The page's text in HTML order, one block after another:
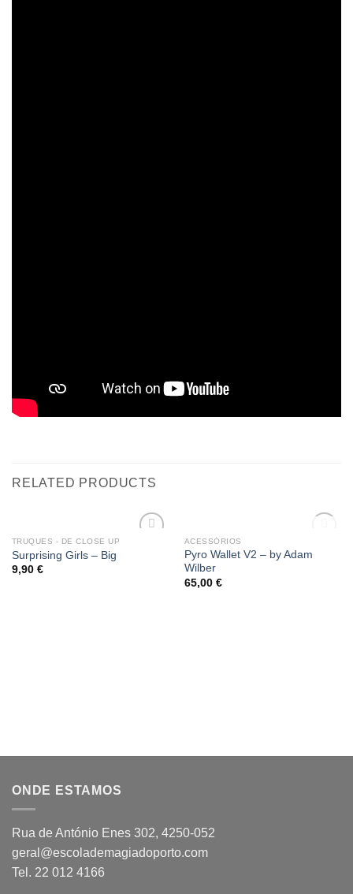
RELATED PRODUCTS
TRUQUES - DE CLOSE UP
Surprising Girls – Big
9,90 €
OUT OF STOCK
ACESSÓRIOS
Pyro Wallet V2 – by Adam
Wilber
65,00 €
ONDE ESTAMOS
Rua de António Enes 302, 4250-052
geral@escolademagiadoporto.com
Tel. 22 012 4166